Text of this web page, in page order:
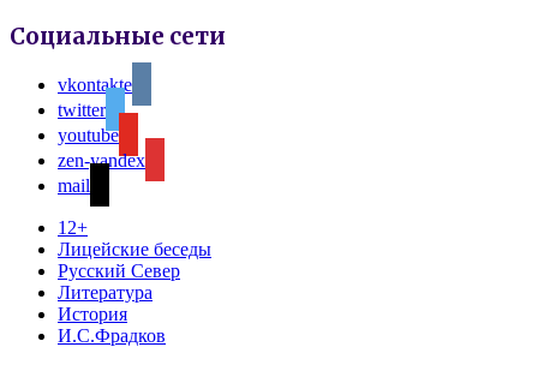
Социальные сети
vkontakte
twitter
youtube
zen-yandex
mail
12+
Лицейские беседы
Русский Север
Литература
История
И.С.Фрадков